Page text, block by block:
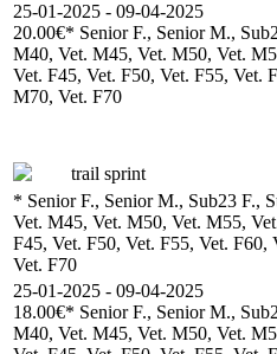
25-01-2025 - 09-04-2025
20.00€* Senior F., Senior M.,
M40, Vet. M45, Vet. M50, Vet.
Vet. F45, Vet. F50, Vet. F55, Vet.
M70, Vet. F70
trail sprint
* Senior F., Senior M., Sub23 F.,
Vet. M45, Vet. M50, Vet. M55,
F45, Vet. F50, Vet. F55, Vet.
Vet. F70
25-01-2025 - 09-04-2025
18.00€* Senior F., Senior M.,
M40, Vet. M45, Vet. M50, Vet.